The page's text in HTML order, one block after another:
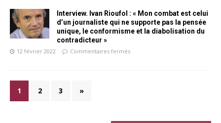
Interview. Ivan Rioufol : « Mon combat est celui
d’un journaliste qui ne supporte pas la pensée
unique, le conformisme et la diabolisation du
contradicteur »
12 février 2022 Commentaires fermés
1 2 3 »